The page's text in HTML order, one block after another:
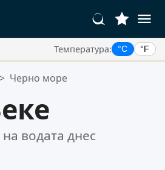
Температура: °C °F
> Черно море
водата днес